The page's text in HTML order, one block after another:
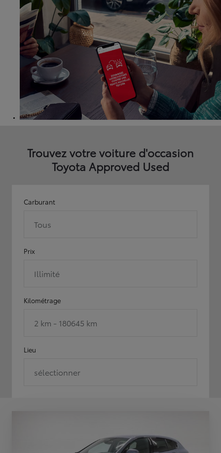
Trouvez votre voiture d'occasion
Toyota Approved Used
Carburant
Tous
Prix
Illimité
Kilométrage
2 km - 180645 km
Lieu
sélectionner